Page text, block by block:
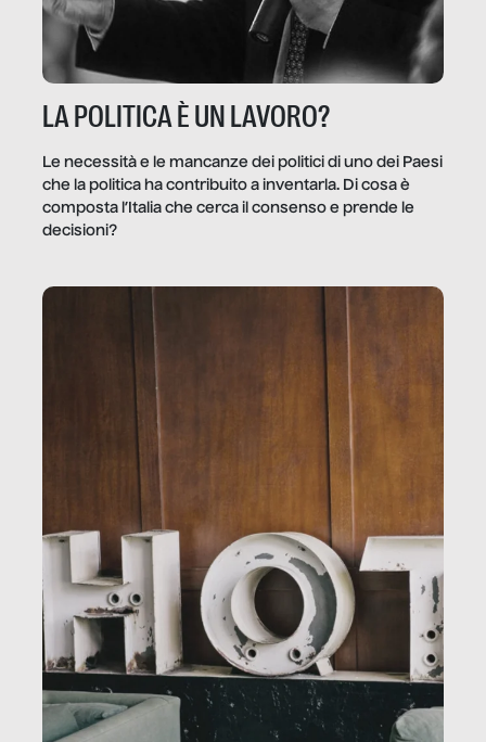
LA POLITICA È UN LAVORO?
Le necessità e le mancanze dei politici di uno dei Paesi
che la politica ha contribuito a inventarla. Di cosa è
composta l’Italia che cerca il consenso e prende le
decisioni?